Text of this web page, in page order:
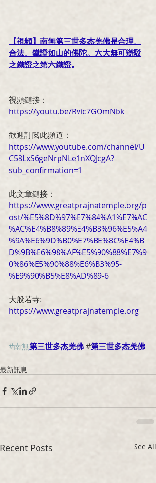
【視頻】南無第三世多杰羌佛是合理、
合法、鐵證如山的佛陀。六大無可辯駁
之鐵證之第六鐵證。
視頻鏈接：
https://youtu.be/Rvic7GOmNbk
歡迎訂閲此頻道：
https://www.youtube.com/channel/U
C58LxS6geNrpNLe1nXQJcgA?
sub_confirmation=1
此文章鏈接：
https://www.greatprajnatemple.org/p
ost/%E5%8D%97%E7%84%A1%E7%AC
%AC%E4%B8%89%E4%B8%96%E5%A4
%9A%E6%9D%B0%E7%BE%8C%E4%B
D%9B%E6%98%AF%E5%90%88%E7%9
0%86%E5%90%88%E6%B3%95-
%E9%90%B5%E8%AD%89-6
大般若寺:
https://www.greatprajnatemple.org
#南無第三世多杰羌佛 #第三世多杰羌佛
最新訊息
Recent Posts See All